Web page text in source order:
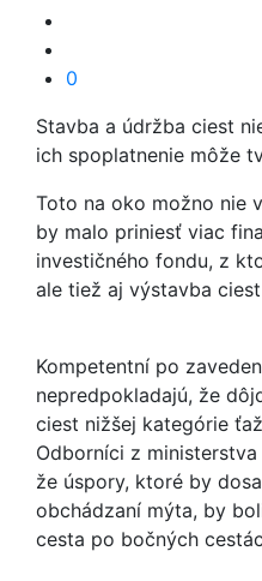
0
Stavba a údržba ciest
ich spoplatnenie môže
Toto na oko možno nie
by malo priniesť viac
investičného fondu, z
ale tiež aj výstavba
Kompetentní po
nepredpokladajú, že
ciest nižšej kategórie
Odborníci z
že úspory, ktoré by
obchádzaní mýta, by
cesta po bočných